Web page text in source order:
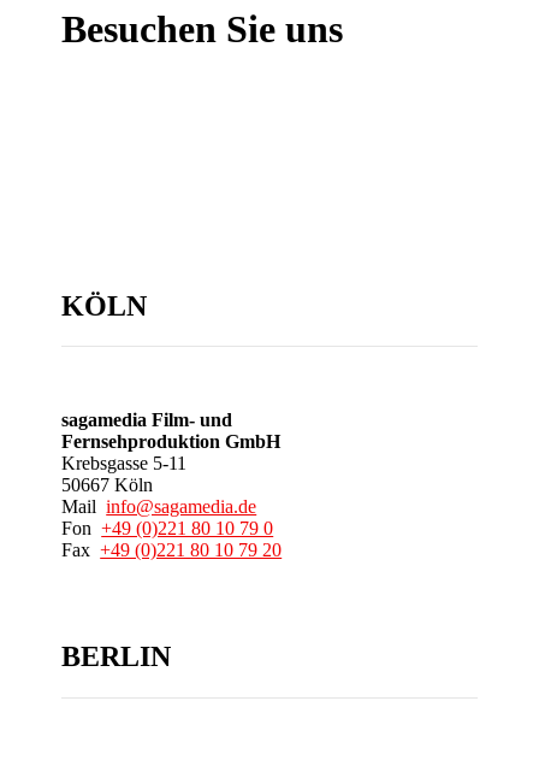
Besuchen Sie uns
KÖLN
sagamedia Film- und
Fernsehproduktion GmbH
Krebsgasse 5-11
50667 Köln
Mailinfo@sagamedia.de
Fon+49 (0)221 80 10 79 0
Fax+49 (0)221 80 10 79 20
BERLIN